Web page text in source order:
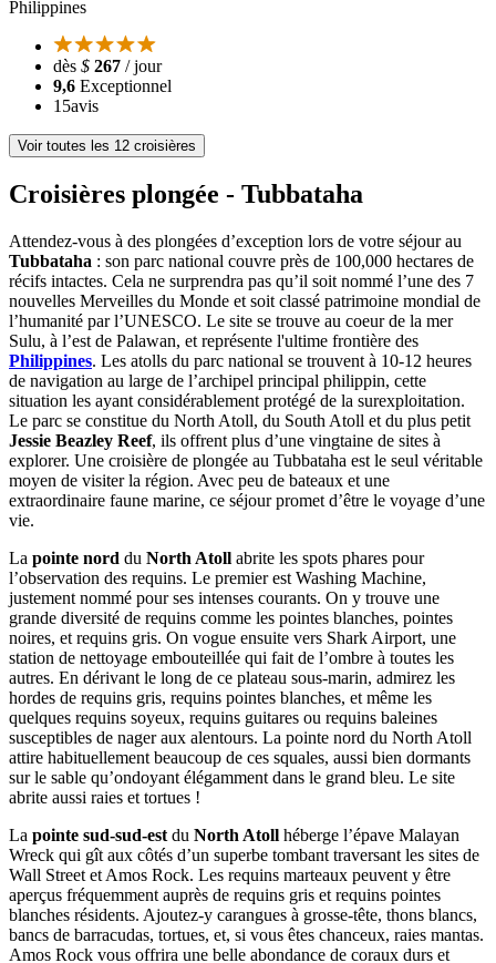
Philippines
dès $ 267 / jour
9,6 Exceptionnel
15avis
Voir toutes les 12 croisières
Croisières plongée - Tubbataha
Attendez-vous à des plongées d’exception lors de votre séjour au
Tubbataha : son parc national couvre près de 100,000 hectares de
récifs intactes. Cela ne surprendra pas qu’il soit nommé l’une des 7
nouvelles Merveilles du Monde et soit classé patrimoine mondial de
l’humanité par l’UNESCO. Le site se trouve au coeur de la mer
Sulu, à l’est de Palawan, et représente l'ultime frontière des
Philippines. Les atolls du parc national se trouvent à 10-12 heures
de navigation au large de l’archipel principal philippin, cette
situation les ayant considérablement protégé de la surexploitation.
Le parc se constitue du North Atoll, du South Atoll et du plus petit
Jessie Beazley Reef, ils offrent plus d’une vingtaine de sites à
explorer. Une croisière de plongée au Tubbataha est le seul véritable
moyen de visiter la région. Avec peu de bateaux et une
extraordinaire faune marine, ce séjour promet d’être le voyage d’une
vie.
La pointe nord du North Atoll abrite les spots phares pour
l’observation des requins. Le premier est Washing Machine,
justement nommé pour ses intenses courants. On y trouve une
grande diversité de requins comme les pointes blanches, pointes
noires, et requins gris. On vogue ensuite vers Shark Airport, une
station de nettoyage embouteillée qui fait de l’ombre à toutes les
autres. En dérivant le long de ce plateau sous-marin, admirez les
hordes de requins gris, requins pointes blanches, et même les
quelques requins soyeux, requins guitares ou requins baleines
susceptibles de nager aux alentours. La pointe nord du North Atoll
attire habituellement beaucoup de ces squales, aussi bien dormants
sur le sable qu’ondoyant élégamment dans le grand bleu. Le site
abrite aussi raies et tortues !
La pointe sud-sud-est du North Atoll héberge l’épave Malayan
Wreck qui gît aux côtés d’un superbe tombant traversant les sites de
Wall Street et Amos Rock. Les requins marteaux peuvent y être
aperçus fréquemment auprès de requins gris et requins pointes
blanches résidents. Ajoutez-y carangues à grosse-tête, thons blancs,
bancs de barracudas, tortues, et, si vous êtes chanceux, raies mantas.
Amos Rock vous offrira une belle abondance de coraux durs et